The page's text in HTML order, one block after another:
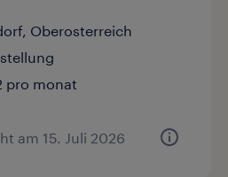
Oberosterreich
pro monat
am 15. Juli 2026